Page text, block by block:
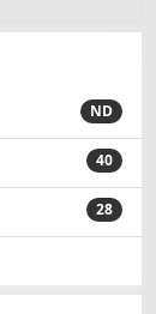
ND
40
28